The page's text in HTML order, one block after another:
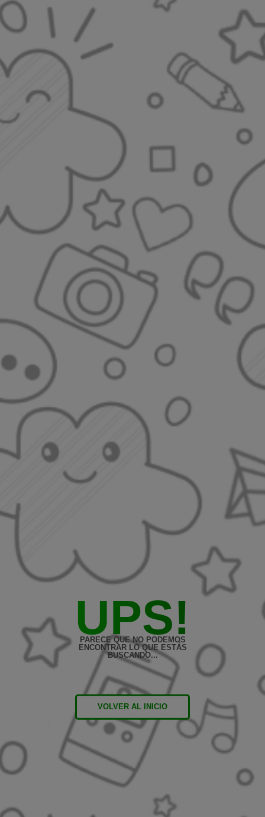
UPS!
PARECE QUE NO PODEMOS
ENCONTRAR LO QUE ESTÁS
BUSCANDO...
VOLVER AL INICIO